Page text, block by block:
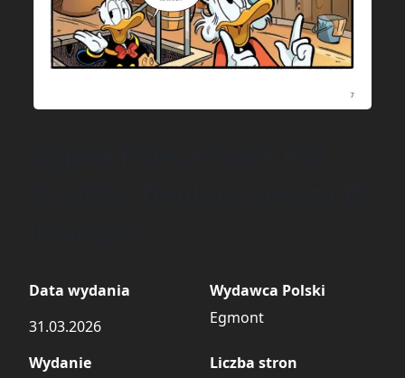
Data wydania
31.03.2026
Wydawca Polski
Egmont
Wydanie
Liczba stron